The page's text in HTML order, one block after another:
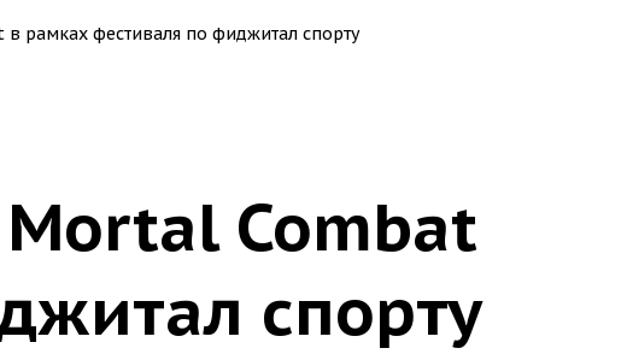
рамках фестиваля по фиджитал спорту
Combat
спорту